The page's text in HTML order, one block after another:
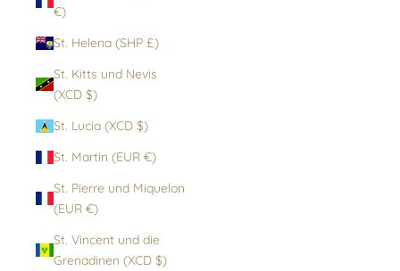
€)
St. Helena (SHP £)
St. Kitts und Nevis
(XCD $)
St. Lucia (XCD $)
St. Martin (EUR €)
St. Pierre und Miquelon
(EUR €)
St. Vincent und die
Grenadinen (XCD $)